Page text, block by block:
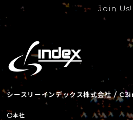
Join Us!
シースリーインデックス株式会社 /
〇本社